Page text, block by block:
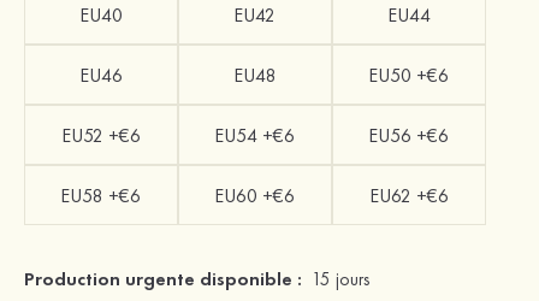
EU40 EU42 EU44
EU46 EU48 EU50 +€6
EU52 +€6 EU54 +€6 EU56 +€6
EU58 +€6 EU60 +€6 EU62 +€6
Production urgente disponible : 15 jours